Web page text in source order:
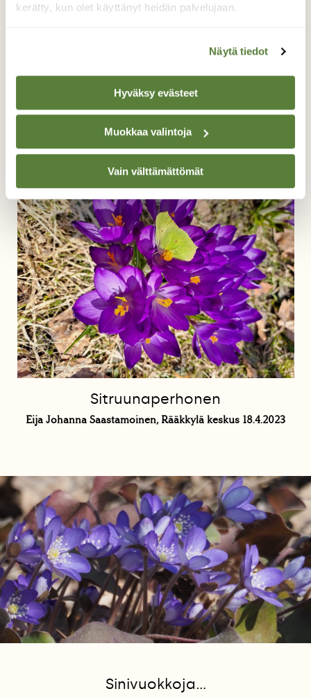
kerätty, kun olet käyttänyt heidän palvelujaan.
Näytä tiedot
Hyväksy evästeet
Muokkaa valintoja
Vain välttämättömät
Valkovuokot
Juhani Peltonen, Turku 18.4.2023
Sitruunaperhonen
Eija Johanna Saastamoinen, Rääkkylä keskus 18.4.2023
Sinivuokkoja...